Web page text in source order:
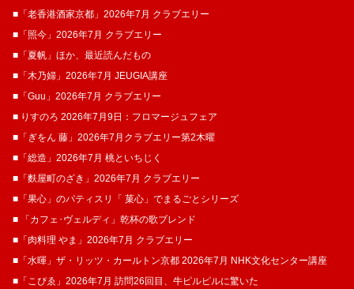
■「老香港酒家京都」2026年7月 クラブエリー
■「照今」2026年7月 クラブエリー
■「夏帆」ほか、最近読んだもの
■「木乃婦」2026年7月 JEUGIA講座
■「Guu」2026年7月 クラブエリー
■ りすのろ 2026年7月9日：フロマージュフェア
■「ぎをん 藤」2026年7月クラブエリー第2木曜
■「総造」2026年7月 桃といちじく
■「麩屋町のざき」2026年7月 クラブエリー
■「果心」のパティスリ「 菓​心」でまるごとシリーズ
■ 「カフェ･ヴェルディ」乾杯の歌ブレンド
■「肉料理 やま」2026年7月 クラブエリー
■「水暉」ザ・リッツ・カールトン京都 2026年7月 NHK文化センター講座
■「こぴゑ」2026年7月 訪問26回目、牛ピルピルに驚いた